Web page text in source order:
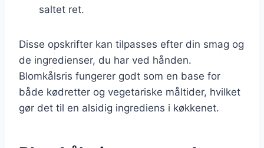
saltet ret.
Disse opskrifter kan tilpasses efter din smag og
de ingredienser, du har ved hånden.
Blomkålsris fungerer godt som en base for
både kødretter og vegetariske måltider, hvilket
gør det til en alsidig ingrediens i køkkenet.